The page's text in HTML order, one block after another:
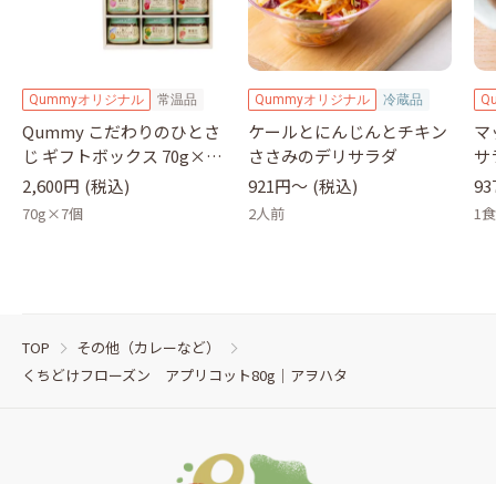
Qummyオリジナル 常温品
Qummy こだわりのひとさ
じ ギフトボックス 70g×7
瓶｜キユーピー
2,600円 (税込)
70g×7個
Qummyオリジナル 冷蔵品
ケールとにんじんとチキン
ささみのデリサラダ
921円〜 (税込)
2人前
マ
サ
1
TOP
その他（カレーなど）
くちどけフローズン アプリコット80g｜アヲハタ